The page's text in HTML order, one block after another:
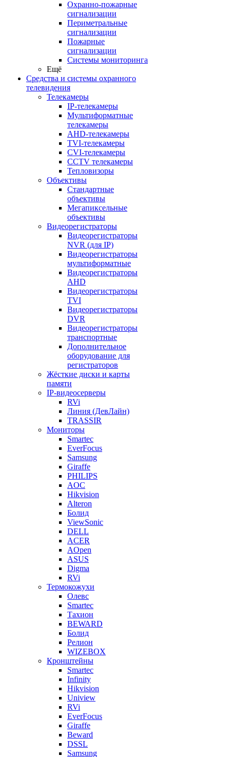
Охранно-пожарные
сигнализации
Периметральные
сигнализации
Пожарные
сигнализации
Системы мониторинга
Ещё
Средства и системы охранного
телевидения
Телекамеры
IP-телекамеры
Мультиформатные
телекамеры
AHD-телекамеры
TVI-телекамеры
CVI-телекамеры
CCTV телекамеры
Тепловизоры
Объективы
Стандартные
объективы
Мегапиксельные
объективы
Видеорегистраторы
Видеорегистраторы
NVR (для IP)
Видеорегистраторы
мультиформатные
Видеорегистраторы
AHD
Видеорегистраторы
TVI
Видеорегистраторы
DVR
Видеорегистраторы
транспортные
Дополнительное
оборудование для
регистраторов
Жёсткие диски и карты
памяти
IP-видеосерверы
RVi
Линия (ДевЛайн)
TRASSIR
Мониторы
Smartec
EverFocus
Samsung
Giraffe
PHILIPS
AOC
Hikvision
Alteron
Болид
ViewSonic
DELL
ACER
AOpen
ASUS
Digma
RVi
Термокожухи
Олевс
Smartec
Тахион
BEWARD
Болид
Релион
WIZEBOX
Кронштейны
Smartec
Infinity
Hikvision
Uniview
RVi
EverFocus
Giraffe
Beward
DSSL
Samsung